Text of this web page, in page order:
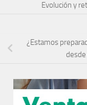
Evolución y
¿Estamos
desde